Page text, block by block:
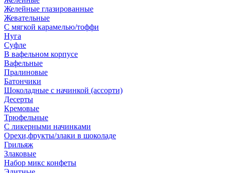
Желейные глазированные
Жевательные
С мягкой карамелью/тоффи
Нуга
Суфле
В вафельном корпусе
Вафельные
Пралиновые
Батончики
Шоколадные с начинкой (ассорти)
Десерты
Кремовые
Трюфельные
С ликерными начинками
Орехи,фрукты/злаки в шоколаде
Грильяж
Злаковые
Набор микс конфеты